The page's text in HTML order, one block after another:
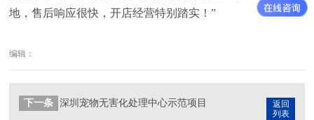
地，售后响应很快，开店经营特别踏实！”
编辑：
返回
列表
下一条 深圳宠物无害化处理中心示范项目